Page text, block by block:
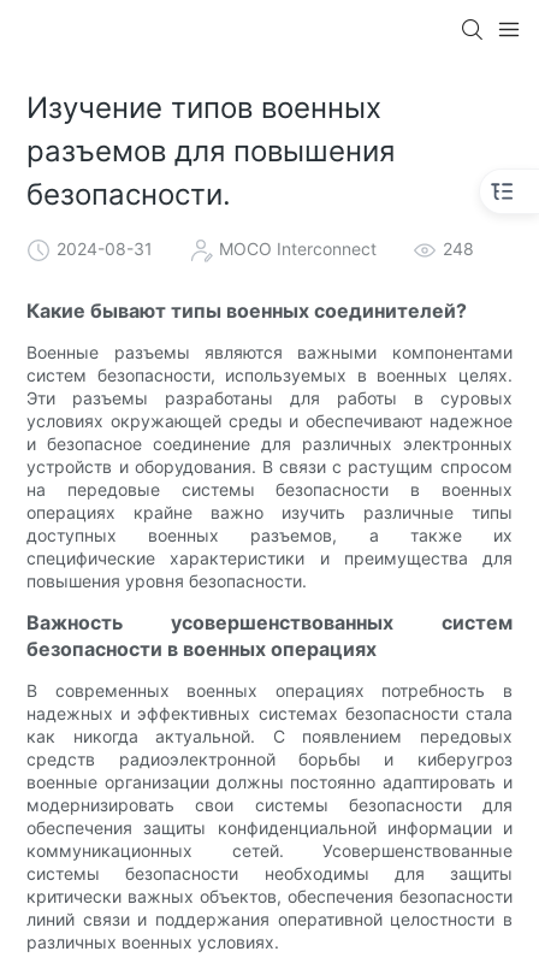
Изучение типов военных
разъемов для повышения
безопасности.
2024-08-31 MOCO Interconnect 248
Какие бывают типы военных соединителей?
Военные разъемы являются важными компонентами
систем безопасности, используемых в военных целях.
Эти разъемы разработаны для работы в суровых
условиях окружающей среды и обеспечивают надежное
и безопасное соединение для различных электронных
устройств и оборудования. В связи с растущим спросом
на передовые системы безопасности в военных
операциях крайне важно изучить различные типы
доступных военных разъемов, а также их
специфические характеристики и преимущества для
повышения уровня безопасности.
Важность усовершенствованных систем
безопасности в военных операциях
В современных военных операциях потребность в
надежных и эффективных системах безопасности стала
как никогда актуальной. С появлением передовых
средств радиоэлектронной борьбы и киберугроз
военные организации должны постоянно адаптировать и
модернизировать свои системы безопасности для
обеспечения защиты конфиденциальной информации и
коммуникационных сетей. Усовершенствованные
системы безопасности необходимы для защиты
критически важных объектов, обеспечения безопасности
линий связи и поддержания оперативной целостности в
различных военных условиях.